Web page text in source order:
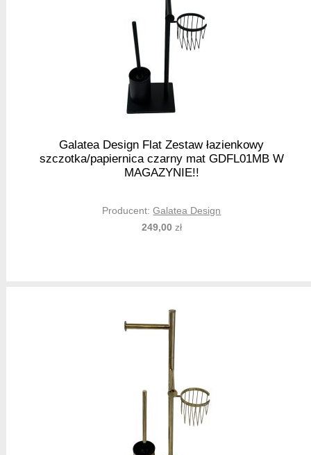
Galatea Design Flat Zestaw łazienkowy
szczotka/papiernica czarny mat GDFL01MB W
MAGAZYNIE!!
Producent:Galatea Design
249,00zł